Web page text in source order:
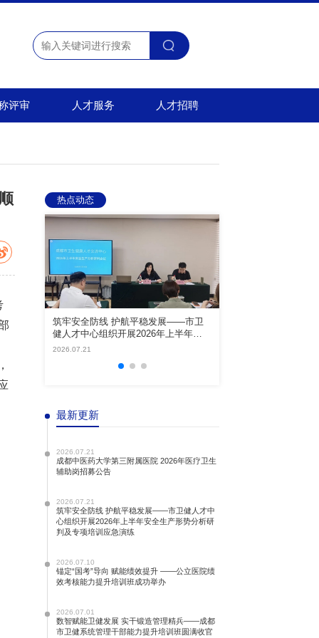
评审 人才服务 人才招聘
热点动态
力提升
筑牢安全防线 护航平稳发展——市卫
健人才中心组织开展2026年上半年安
全生产形势分析研判及专项培训应急演
2026.07.21
最新更新
2026.07.21
成都中医药大学第三附属医院 2026年医疗卫生
辅助岗招募公告
2026.07.21
筑牢安全防线 护航平稳发展——市卫健人才中
心组织开展2026年上半年安全生产形势分析研
判及专项培训应急演练
2026.07.10
锚定“国考”导向 赋能绩效提升 ——公立医院绩
效考核能力提升培训班成功举办
2026.07.01
数智赋能卫健发展 实干锻造管理精兵——成都
市卫健系统管理干部能力提升培训班圆满收官